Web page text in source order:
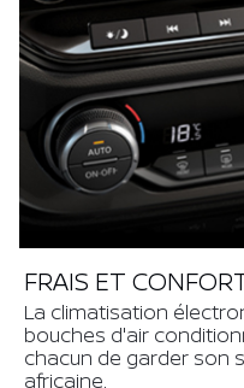
FRAIS ET
La climatisation
bouches d'air
chacun de garder son
africaine.